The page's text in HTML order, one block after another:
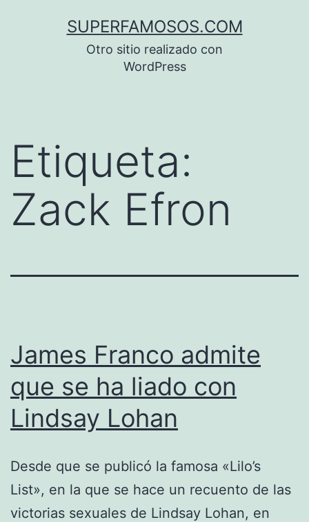
SUPERFAMOSOS.COM
Otro sitio realizado con
WordPress
Etiqueta:
Zack Efron
James Franco admite
que se ha liado con
Lindsay Lohan
Desde que se publicó la famosa «Lilo’s
List», en la que se hace un recuento de las
victorias sexuales de Lindsay Lohan, en